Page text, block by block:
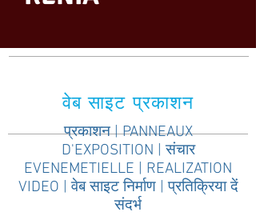
वेब साइट प्रकाशन
प्रकाशन|PANNEAUX
D'EXPOSITION |संचार
EVENEMETIELLE | REALIZATION
VIDEO |वेब साइट निर्माण|प्रतिक्रिया दें
संदर्भ